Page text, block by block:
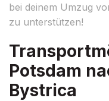
bei deinem Umzug
zu unterstützen!
Potsdam
Bystrica